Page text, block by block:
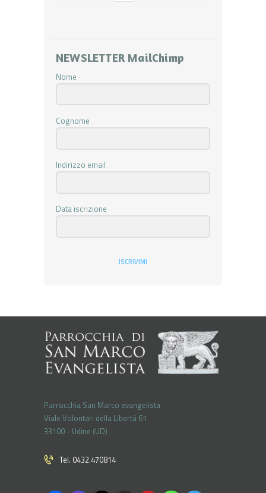
NEWSLETTER MailChimp
Nome
Cognome
Indirizzo email
Data iscrizione
ISCRIVIMI
Parrocchia San Marco evangelista
Viale Volontari della Libertá 61
33100 - Udine (UD)
Tel. 0432.470814